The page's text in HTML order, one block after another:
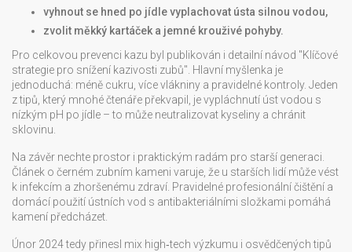
vyhnout se hned po jídle vyplachovat ústa silnou vodou,
zvolit měkký kartáček a jemné krouživé pohyby.
Pro celkovou prevenci kazu byl publikován i detailní návod "Klíčové
strategie pro snížení kazivosti zubů". Hlavní myšlenka je
jednoduchá: méně cukru, více vlákniny a pravidelné kontroly. Jeden
z tipů, který mnohé čtenáře překvapil, je vypláchnutí úst vodou s
nízkým pH po jídle – to může neutralizovat kyseliny a chránit
sklovinu.
Na závěr nechte prostor i praktickým radám pro starší generaci.
Článek o černém zubním kameni varuje, že u starších lidí může vést
k infekcím a zhoršenému zdraví. Pravidelné profesionální čištění a
domácí použití ústních vod s antibakteriálními složkami pomáhá
kamení předcházet.
Únor 2024 tedy přinesl mix high‑tech výzkumu i osvědčených tipů